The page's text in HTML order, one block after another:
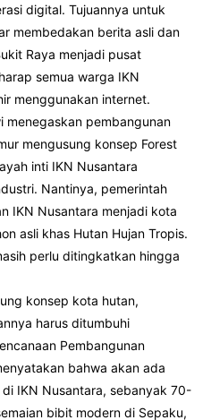
digital. Tujuannya untuk
membedakan berita asli dan
Raya menjadi pusat
semua warga IKN
menggunakan internet.
menegaskan pembangunan
mengusung konsep Forest
inti IKN Nusantara
Nantinya, pemerintah
IKN Nusantara menjadi kota
asli khas Hutan Hujan Tropis.
perlu ditingkatkan hingga
konsep kota hutan,
harus ditumbuhi
Pembangunan
bahwa akan ada
IKN Nusantara, sebanyak 70-
bibit modern di Sepaku,